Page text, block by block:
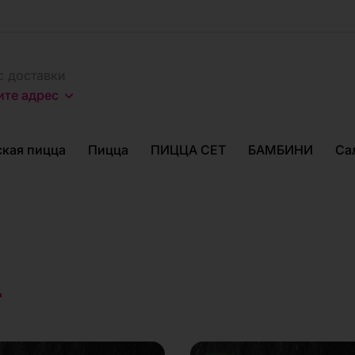
адрес
пицца Пицца ПИЦЦА СЕТ БАМБИНИ